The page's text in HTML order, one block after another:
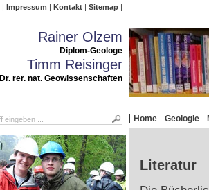
Impressum Kontakt Sitemap
Rainer Olzem
Diplom-Geologe
Timm Reisinger
Dr. rer. nat. Geowissenschaften
Home Geologie
Literatur